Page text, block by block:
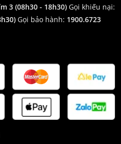
3 (08h30 - 18h30) Gọi khiếu nại:
Gọi bảo hành: 1900.6723